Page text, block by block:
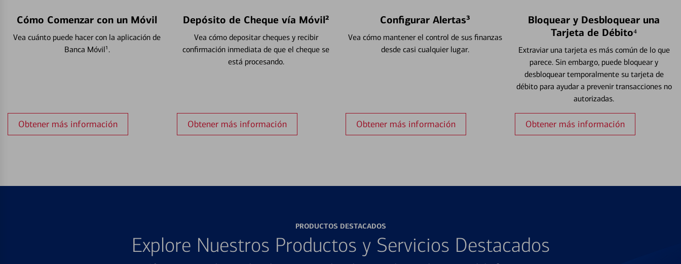
Cómo Comenzar con un Móvil
Vea cuánto puede hacer con la aplicación de
Banca Móvil¹.
Obtener más información
Depósito de Cheque vía Móvil²
Vea cómo depositar cheques y recibir
confirmación inmediata de que el cheque se
está procesando.
Obtener más información
Configurar Alertas³
Vea cómo mantener el control de sus finanzas
desde casi cualquier lugar.
Obtener más información
Bloquear y Desbloquear una
Tarjeta de Débito⁴
Extraviar una tarjeta es más común de lo que
parece. Sin embargo, puede bloquear y
desbloquear temporalmente su tarjeta de
débito para ayudar a prevenir transacciones no
autorizadas.
Obtener más información
PRODUCTOS DESTACADOS
Explore Nuestros Productos y Servicios Destacados